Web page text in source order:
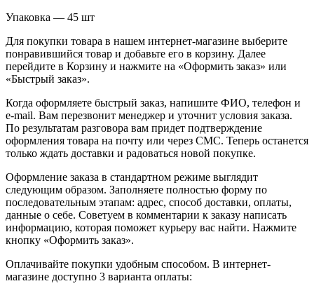
Упаковка — 45 шт
Для покупки товара в нашем интернет-магазине выберите
понравившийся товар и добавьте его в корзину. Далее
перейдите в Корзину и нажмите на «Оформить заказ» или
«Быстрый заказ».
Когда оформляете быстрый заказ, напишите ФИО, телефон и
e-mail. Вам перезвонит менеджер и уточнит условия заказа.
По результатам разговора вам придет подтверждение
оформления товара на почту или через СМС. Теперь останется
только ждать доставки и радоваться новой покупке.
Оформление заказа в стандартном режиме выглядит
следующим образом. Заполняете полностью форму по
последовательным этапам: адрес, способ доставки, оплаты,
данные о себе. Советуем в комментарии к заказу написать
информацию, которая поможет курьеру вас найти. Нажмите
кнопку «Оформить заказ».
Оплачивайте покупки удобным способом. В интернет-
магазине доступно 3 варианта оплаты: